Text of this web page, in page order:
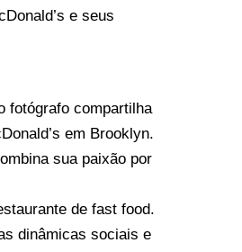
e seus
fotógrafo compartilha
em Brooklyn.
sua paixão por
de fast food.
dinâmicas sociais e